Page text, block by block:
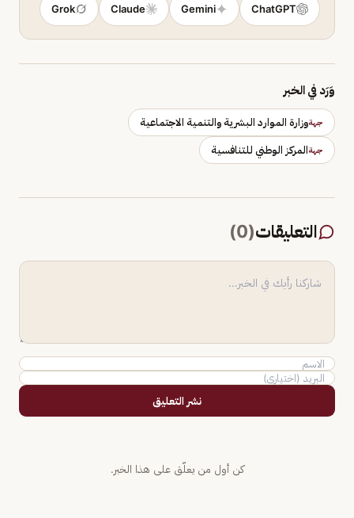
ChatGPT
Gemini
Claude
Grok
وَرَد في الخبر
جهةوزارة الموارد البشرية والتنمية الاجتماعية
جهةالمركز الوطني للتنافسية
التعليقات(
0
)
نشر التعليق
كن أول من يعلّق على هذا الخبر.